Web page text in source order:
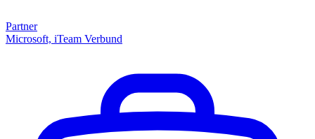
Partner
Microsoft, iTeam Verbund